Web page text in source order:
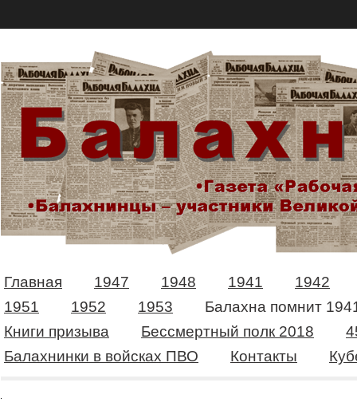
Главная 1947 1948 1941
1942
1951
1952 1953
Балахна помнит
Книги призыва
Бессмертный полк 2018
Балахнинки в войсках ПВО
Контакты